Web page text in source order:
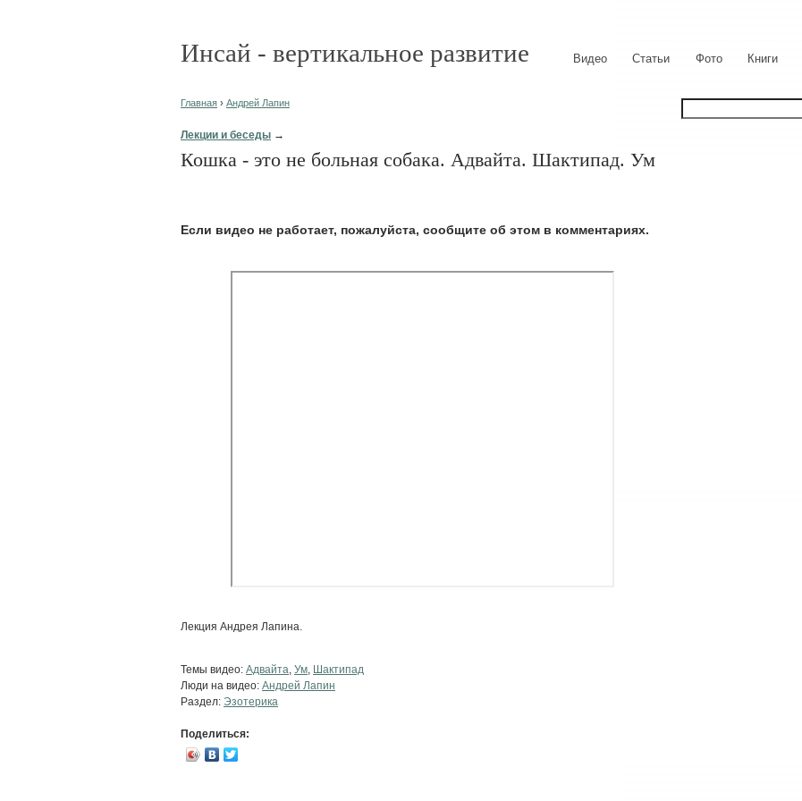
Инсай - вертикальное развитие Видео Статьи Фото Книги
Главная › Андрей Лапин
Лекции и беседы →
Кошка - это не больная собака. Адвайта. Шактипад. Ум
Eсли видео не работает, пожалуйста, сообщите об этом в комментариях.
Лекция Андрея Лапина.
Темы видео: Адвайта Ум Шактипад
Люди на видео: Андрей Лапин
Раздел: Эзотерика
Поделиться: